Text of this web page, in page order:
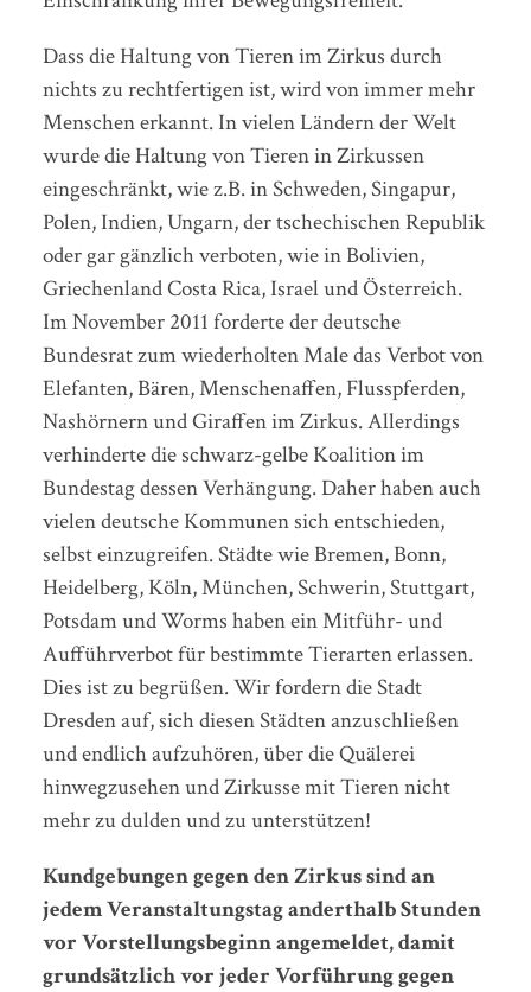
Dass die Haltung von Tieren im Zirkus durch
nichts zu rechtfertigen ist, wird von immer mehr
Menschen erkannt. In vielen Ländern der Welt
wurde die Haltung von Tieren in Zirkussen
eingeschränkt, wie z.B. in Schweden, Singapur,
Polen, Indien, Ungarn, der tschechischen Republik
oder gar gänzlich verboten, wie in Bolivien,
Griechenland Costa Rica, Israel und Österreich.
Im November 2011 forderte der deutsche
Bundesrat zum wiederholten Male das Verbot von
Elefanten, Bären, Menschenaffen, Flusspferden,
Nashörnern und Giraffen im Zirkus. Allerdings
verhinderte die schwarz-gelbe Koalition im
Bundestag dessen Verhängung. Daher haben auch
vielen deutsche Kommunen sich entschieden,
selbst einzugreifen. Städte wie Bremen, Bonn,
Heidelberg, Köln, München, Schwerin, Stuttgart,
Potsdam und Worms haben ein Mitführ- und
Aufführverbot für bestimmte Tierarten erlassen.
Dies ist zu begrüßen. Wir fordern die Stadt
Dresden auf, sich diesen Städten anzuschließen
und endlich aufzuhören, über die Quälerei
hinwegzusehen und Zirkusse mit Tieren nicht
mehr zu dulden und zu unterstützen!
Kund­ge­bun­gen gegen den Zir­kus sind an
jedem Ver­an­stal­tungs­tag anderthalb Stunden
vor Vorstellungsbeginn an­ge­mel­det, damit
grund­sätz­lich vor jeder Vor­füh­rung gegen